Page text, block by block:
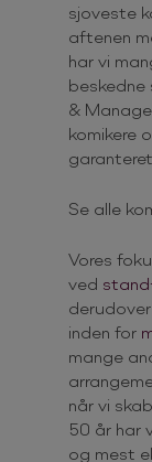
sjoveste
aftenen
har vi
beskedne
&
komikere
Se alle
Vores
ved
inden for
mange
når vi
50 år har
og mest